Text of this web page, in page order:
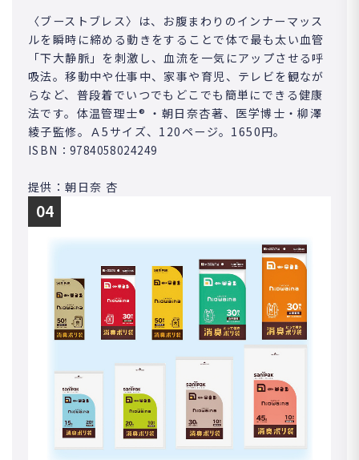
〈ブーストブレス〉は、お腹まわりのインナーマッス
ルを瞬時に締める動きをすることで体で最も太い血管
「下大静脈」を刺激し、血流を一気にアップさせる呼
吸法。移動中や仕事中、家事や育児、テレビを観なが
らなど、普段着でいつでもどこでも簡単にできる健康
法です。体温管理士® ・朝日奈杏著、医学博士・柳澤
綾子監修。Ａ5サイズ、120ページ。1650円。
ISBN：9784058024249
提供：朝日奈 杏
04